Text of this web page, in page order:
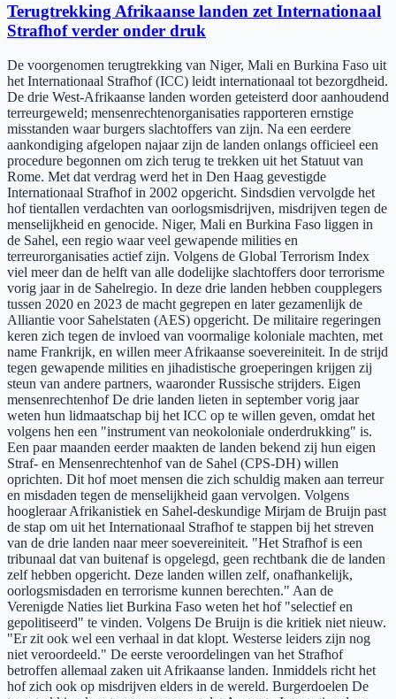
Terugtrekking Afrikaanse landen zet Internationaal
Strafhof verder onder druk
De voorgenomen terugtrekking van Niger, Mali en Burkina Faso uit
het Internationaal Strafhof (ICC) leidt internationaal tot bezorgdheid.
De drie West-Afrikaanse landen worden geteisterd door aanhoudend
terreurgeweld; mensenrechtenorganisaties rapporteren ernstige
misstanden waar burgers slachtoffers van zijn. Na een eerdere
aankondiging afgelopen najaar zijn de landen onlangs officieel een
procedure begonnen om zich terug te trekken uit het Statuut van
Rome. Met dat verdrag werd het in Den Haag gevestigde
Internationaal Strafhof in 2002 opgericht. Sindsdien vervolgde het
hof tientallen verdachten van oorlogsmisdrijven, misdrijven tegen de
menselijkheid en genocide. Niger, Mali en Burkina Faso liggen in
de Sahel, een regio waar veel gewapende milities en
terreurorganisaties actief zijn. Volgens de Global Terrorism Index
viel meer dan de helft van alle dodelijke slachtoffers door terrorisme
vorig jaar in de Sahelregio. In deze drie landen hebben coupplegers
tussen 2020 en 2023 de macht gegrepen en later gezamenlijk de
Alliantie voor Sahelstaten (AES) opgericht. De militaire regeringen
keren zich tegen de invloed van voormalige koloniale machten, met
name Frankrijk, en willen meer Afrikaanse soevereiniteit. In de strijd
tegen gewapende milities en jihadistische groeperingen krijgen zij
steun van andere partners, waaronder Russische strijders. Eigen
mensenrechtenhof De drie landen lieten in september vorig jaar
weten hun lidmaatschap bij het ICC op te willen geven, omdat het
volgens hen een "instrument van neokoloniale onderdrukking" is.
Een paar maanden eerder maakten de landen bekend zij hun eigen
Straf- en Mensenrechtenhof van de Sahel (CPS-DH) willen
oprichten. Dit hof moet mensen die zich schuldig maken aan terreur
en misdaden tegen de menselijkheid gaan vervolgen. Volgens
hoogleraar Afrikanistiek en Sahel-deskundige Mirjam de Bruijn past
de stap om uit het Internationaal Strafhof te stappen bij het streven
van de drie landen naar meer soevereiniteit. "Het Strafhof is een
tribunaal dat van buitenaf is opgelegd, geen rechtbank die de landen
zelf hebben opgericht. Deze landen willen zelf, onafhankelijk,
oorlogsmisdaden en terrorisme kunnen berechten." Aan de
Verenigde Naties liet Burkina Faso weten het hof "selectief en
gepolitiseerd" te vinden. Volgens De Bruijn is die kritiek niet nieuw.
"Er zit ook wel een verhaal in dat klopt. Westerse leiders zijn nog
niet veroordeeld." De eerste veroordelingen van het Strafhof
betroffen allemaal zaken uit Afrikaanse landen. Inmiddels richt het
hof zich ook op misdrijven elders in de wereld. Burgerdoelen De